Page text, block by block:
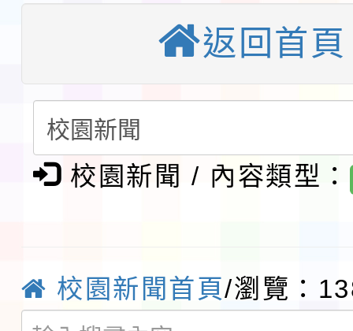
程安排一案
「桃園市補助參觀特色
請一案
教育部校安中心白海豚
報
淨零綠領人才培育課程
檢送桃園市115學年度
函轉國家通訊傳播委員
鎮韌性（防空）演習－
「115年金融知識線上
返回首頁
校園新聞 / 內容類型：
校園新聞首頁/瀏覽：